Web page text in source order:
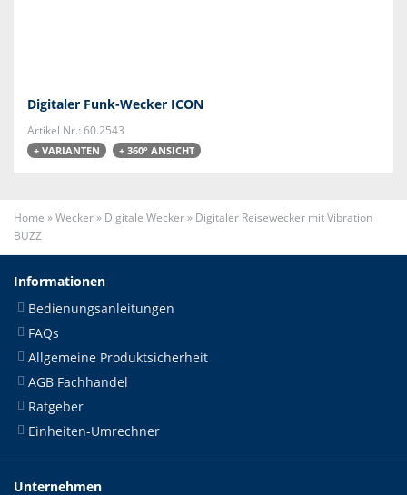
Digitaler Funk-Wecker ICON
Artikel Nr.: 60.2543
+ VARIANTEN + 360° ANSICHT
Home »Wecker» Digitale Wecker» Digitaler Reisewecker mit Vibration
BUZZ
Informationen
Bedienungsanleitungen
FAQs
Allgemeine Produktsicherheit
AGB Fachhandel
Ratgeber
Einheiten-Umrechner
Unternehmen